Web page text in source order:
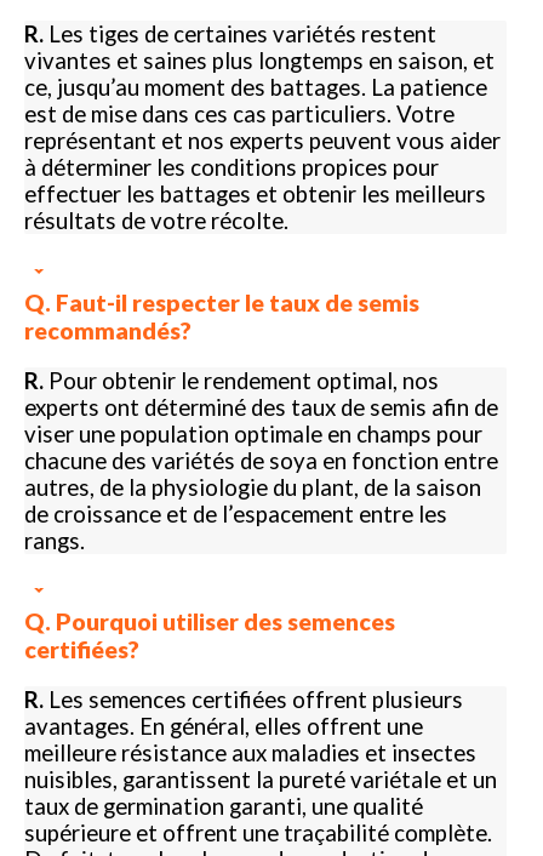
R. Les tiges de certaines variétés restent
vivantes et saines plus longtemps en saison, et
ce, jusqu’au moment des battages. La patience
est de mise dans ces cas particuliers. Votre
représentant et nos experts peuvent vous aider
à déterminer les conditions propices pour
effectuer les battages et obtenir les meilleurs
résultats de votre récolte.
Q. Faut-il respecter le taux de semis
recommandés?
R. Pour obtenir le rendement optimal, nos
experts ont déterminé des taux de semis afin de
viser une population optimale en champs pour
chacune des variétés de soya en fonction entre
autres, de la physiologie du plant, de la saison
de croissance et de l’espacement entre les
rangs.
Q. Pourquoi utiliser des semences
certifiées?
R. Les semences certifiées offrent plusieurs
avantages. En général, elles offrent une
meilleure résistance aux maladies et insectes
nuisibles, garantissent la pureté variétale et un
taux de germination garanti, une qualité
supérieure et offrent une traçabilité complète.